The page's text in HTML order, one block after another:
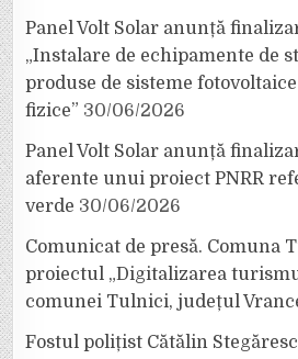
Panel Volt Solar anunță
„Instalare de echipamente de
produse de sisteme
fizice” 30/06/2026
Panel Volt Solar anunță
aferente unui proiect PNRR
verde 30/06/2026
Comunicat de presă. Comuna
proiectul „Digitalizarea
comunei Tulnici, județul
Fostul polițist Cătălin